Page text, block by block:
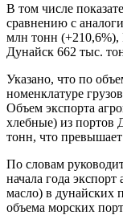
В том числе
сравнению с
млн тонн (+210,6%),
Дунайск 662 тыс.
Указано, что по
номенклатуре
Объем экспорта
хлебные) из портов
тонн, что
По словам
начала года
масло) в дунайских
объема морских